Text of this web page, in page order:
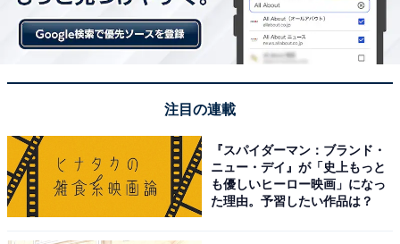
注目の連載
『スパイダーマン：ブランド・
ニュー・デイ』が「史上もっと
も優しいヒーロー映画」になっ
た理由。予習したい作品は？